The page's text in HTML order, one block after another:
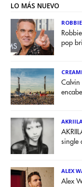
LO MÁS NUEVO
pop
Calvin
single
ALEX
Alex